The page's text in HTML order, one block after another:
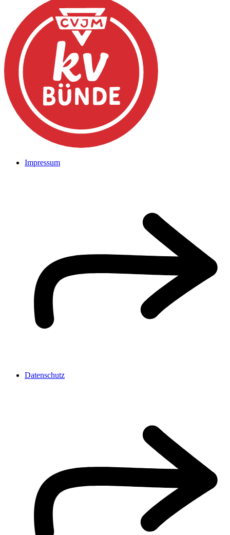
Impressum
Datenschutz